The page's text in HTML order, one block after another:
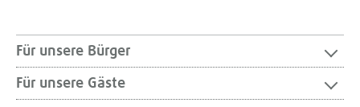
Für unsere Bürger
Für unsere Gäste